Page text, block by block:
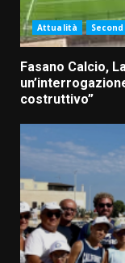
Attualità
Fasano Calcio,
costruttivo”